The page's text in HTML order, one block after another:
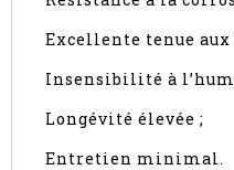
Excellente tenue aux
Insensibilité à
Longévité élevée ;
Entretien minimal.